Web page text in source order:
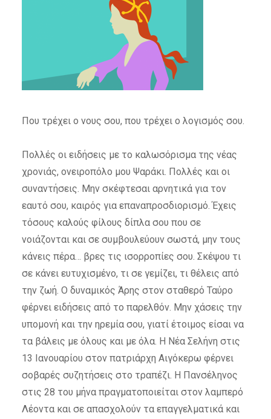
Που τρέχει ο νους σου, που τρέχει ο λογισμός σου.
Πολλές οι ειδήσεις με το καλωσόρισμα της νέας
χρονιάς, ονειροπόλο μου Ψαράκι. Πολλές και οι
συναντήσεις. Μην σκέφτεσαι αρνητικά για τον
εαυτό σου, καιρός για επαναπροσδιορισμό. Έχεις
τόσους καλούς φίλους δίπλα σου που σε
νοιάζονται και σε συμβουλεύουν σωστά, μην τους
κάνεις πέρα… βρες τις ισορροπίες σου. Σκέψου τι
σε κάνει ευτυχισμένο, τι σε γεμίζει, τι θέλεις από
την ζωή. Ο δυναμικός Άρης στον σταθερό Ταύρο
φέρνει ειδήσεις από το παρελθόν. Μην χάσεις την
υπομονή και την ηρεμία σου, γιατί έτοιμος είσαι να
τα βάλεις με όλους και με όλα. Η Νέα Σελήνη στις
13 Ιανουαρίου στον πατριάρχη Αιγόκερω φέρνει
σοβαρές συζητήσεις στο τραπέζι. Η Πανσέληνος
στις 28 του μήνα πραγματοποιείται στον λαμπερό
Λέοντα και σε απασχολούν τα επαγγελματικά και